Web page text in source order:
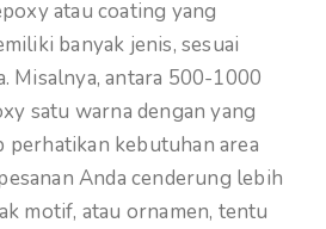
atau coating yang
banyak jenis, sesuai
Misalnya, antara 500-1000
satu warna dengan yang
perhatikan kebutuhan area
Anda cenderung lebih
motif, atau ornamen, tentu